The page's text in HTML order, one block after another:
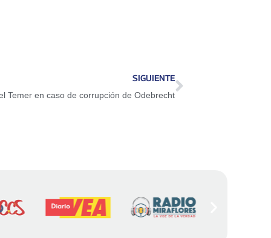
SIGUIENTE
Temer en caso de corrupción de Odebrecht